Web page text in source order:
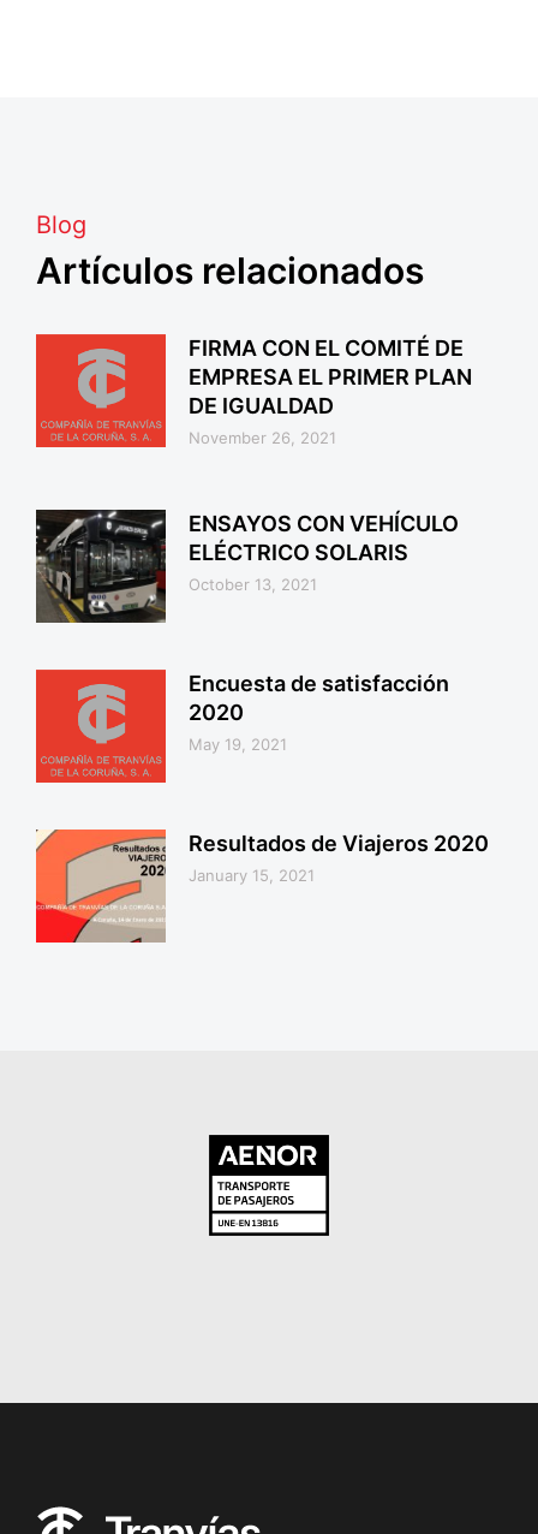
Blog
Artículos relacionados
FIRMA CON EL COMITÉ DE
EMPRESA EL PRIMER PLAN
DE IGUALDAD
November 26, 2021
ENSAYOS CON VEHÍCULO
ELÉCTRICO SOLARIS
October 13, 2021
Encuesta de satisfacción
2020
May 19, 2021
Resultados de Viajeros 2020
January 15, 2021